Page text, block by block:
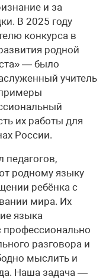
и за
В 2025 году
конкурса в
родной
— было
учитель
их работы для
России.
педагогов,
родному языку
ребёнка с
мира. Их
языка
профессионально
разговора и
мыслить и
Наша задача —